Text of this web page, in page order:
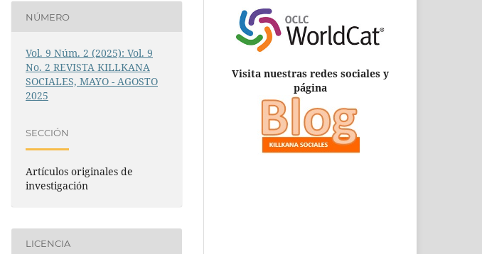
NÚMERO
Vol. 9 Núm. 2 (2025): Vol. 9
No. 2 REVISTA KILLKANA
SOCIALES, MAYO - AGOSTO
2025
SECCIÓN
Artículos originales de
investigación
LICENCIA
Visita nuestras redes sociales y
página